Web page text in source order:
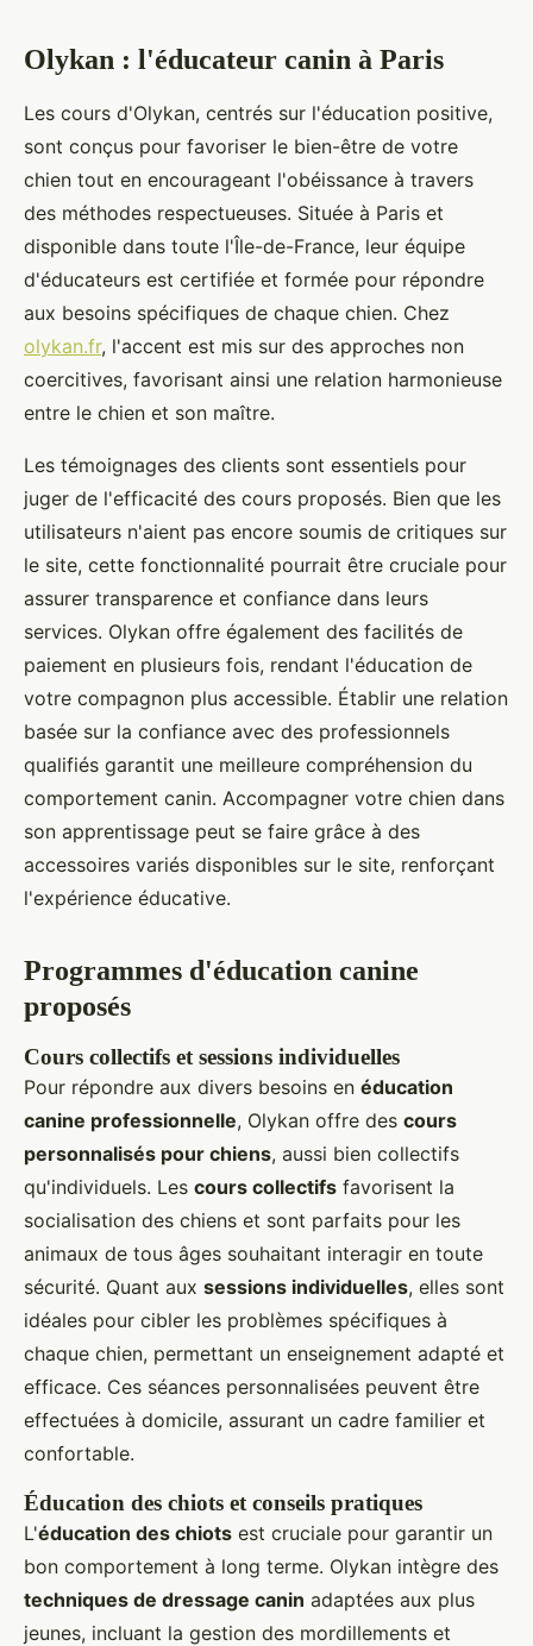
Olykan : l'éducateur canin à Paris
Les cours d'Olykan, centrés sur l'éducation positive,
sont conçus pour favoriser le bien-être de votre
chien tout en encourageant l'obéissance à travers
des méthodes respectueuses. Située à Paris et
disponible dans toute l'Île-de-France, leur équipe
d'éducateurs est certifiée et formée pour répondre
aux besoins spécifiques de chaque chien. Chez
olykan.fr, l'accent est mis sur des approches non
coercitives, favorisant ainsi une relation harmonieuse
entre le chien et son maître.
Les témoignages des clients sont essentiels pour
juger de l'efficacité des cours proposés. Bien que les
utilisateurs n'aient pas encore soumis de critiques sur
le site, cette fonctionnalité pourrait être cruciale pour
assurer transparence et confiance dans leurs
services. Olykan offre également des facilités de
paiement en plusieurs fois, rendant l'éducation de
votre compagnon plus accessible. Établir une relation
basée sur la confiance avec des professionnels
qualifiés garantit une meilleure compréhension du
comportement canin. Accompagner votre chien dans
son apprentissage peut se faire grâce à des
accessoires variés disponibles sur le site, renforçant
l'expérience éducative.
Programmes d'éducation canine
proposés
Cours collectifs et sessions individuelles
Pour répondre aux divers besoins en éducation
canine professionnelle, Olykan offre des cours
personnalisés pour chiens, aussi bien collectifs
qu'individuels. Les cours collectifs favorisent la
socialisation des chiens et sont parfaits pour les
animaux de tous âges souhaitant interagir en toute
sécurité. Quant aux sessions individuelles, elles sont
idéales pour cibler les problèmes spécifiques à
chaque chien, permettant un enseignement adapté et
efficace. Ces séances personnalisées peuvent être
effectuées à domicile, assurant un cadre familier et
confortable.
Éducation des chiots et conseils pratiques
L'éducation des chiots est cruciale pour garantir un
bon comportement à long terme. Olykan intègre des
techniques de dressage canin adaptées aux plus
jeunes, incluant la gestion des mordillements et